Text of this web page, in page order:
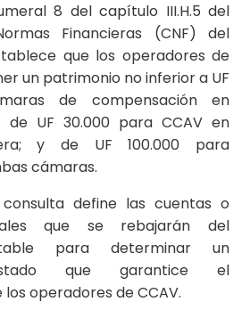
8 del capítulo III.H.5 del
Financieras (CNF) del
que los operadores de
un patrimonio no inferior a UF
de compensación en
de UF 30.000 para CCAV en
y de UF 100.000 para
cámaras.
define las cuentas o
que se rebajarán del
para determinar un
que garantice el
operadores de CCAV.